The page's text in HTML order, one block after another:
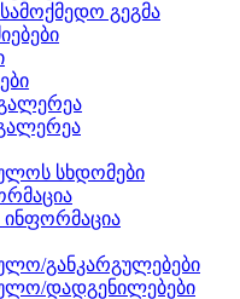
გეგმა
სხდომები
ინფორმაცია
განკარგულებები
დადგენილებები